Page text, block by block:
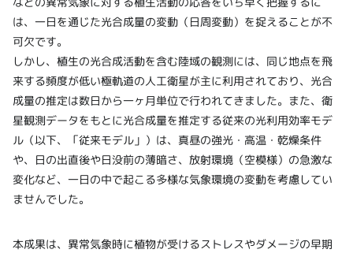
は、一日を通じた光合成量の変動（日周変動）を捉えることが不
可欠です。
しかし、植生の光合成活動を含む陸域の観測には、同じ地点を飛
来する頻度が低い極軌道の人工衛星が主に利用されており、光合
成量の推定は数日から一ヶ月単位で行われてきました。また、衛
星観測データをもとに光合成量を推定する従来の光利用効率モデ
ル（以下、「従来モデル」）は、真昼の強光・高温・乾燥条件
や、日の出直後や日没前の薄暗さ、放射環境（空模様）の急激な
変化など、一日の中で起こる多様な気象環境の変動を考慮してい
ませんでした。
本成果は、異常気象時に植物が受けるストレスやダメージの早期